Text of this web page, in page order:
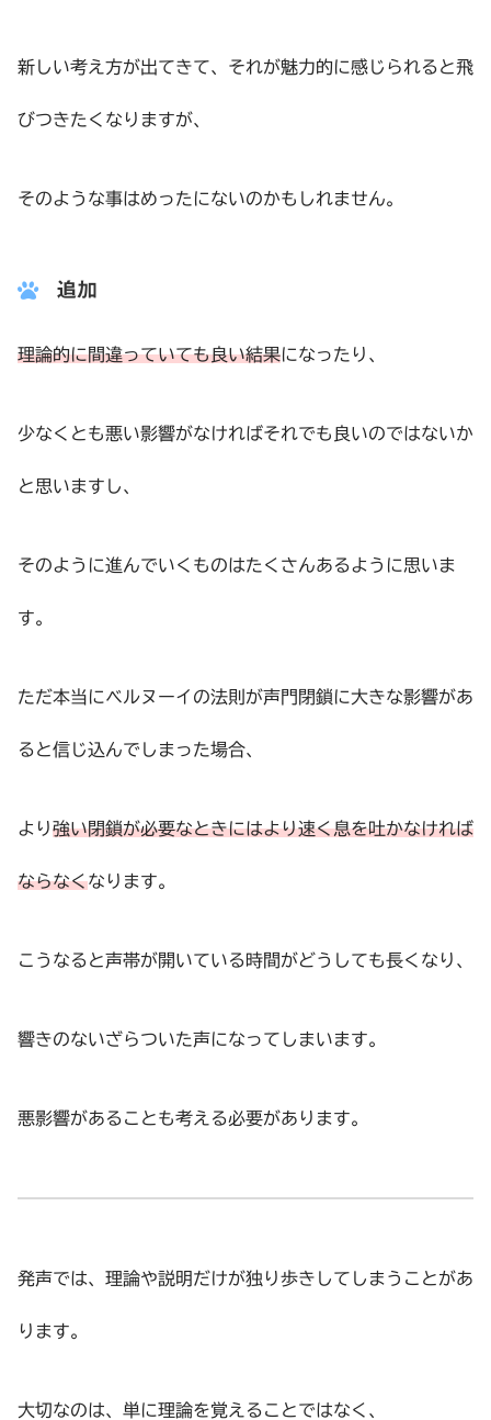
新しい考え方が出てきて、それが魅力的に感じられると飛
びつきたくなりますが、
そのような事はめったにないのかもしれません。
追加
理論的に間違っていても良い結果になったり、
少なくとも悪い影響がなければそれでも良いのではないか
と思いますし、
そのように進んでいくものはたくさんあるように思いま
す。
ただ本当にベルヌーイの法則が声門閉鎖に大きな影響があ
ると信じ込んでしまった場合、
より強い閉鎖が必要なときにはより速く息を吐かなければ
ならなくなります。
こうなると声帯が開いている時間がどうしても長くなり、
響きのないざらついた声になってしまいます。
悪影響があることも考える必要があります。
発声では、理論や説明だけが独り歩きしてしまうことがあ
ります。
大切なのは、単に理論を覚えることではなく、